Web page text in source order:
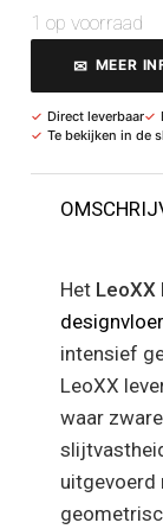
1 op voorraad
✉ MEER
✓ Direct leverbaar✓
✓ Te bekijken in de
Het LeoXX
intensief
LeoXX
waar
uitgevoerd